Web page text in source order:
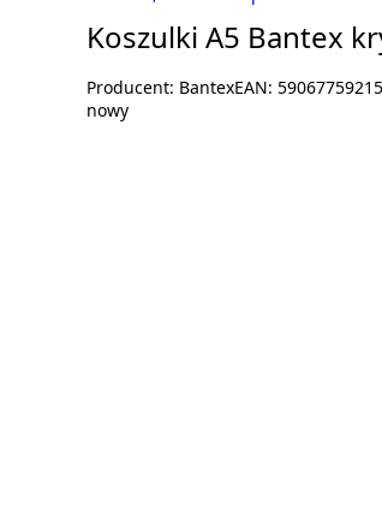
Koszulki A5 Bantex
Producent: BantexEAN:
nowy